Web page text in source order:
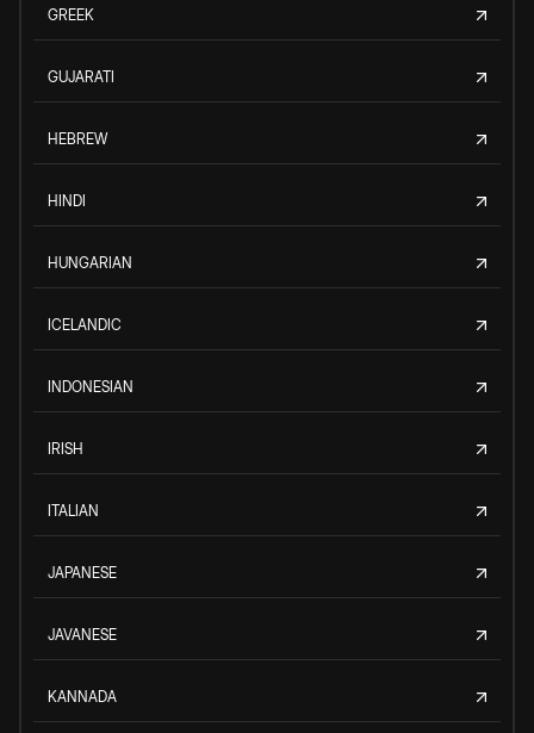
GREEK
GUJARATI
HEBREW
HINDI
HUNGARIAN
ICELANDIC
INDONESIAN
IRISH
ITALIAN
JAPANESE
JAVANESE
KANNADA